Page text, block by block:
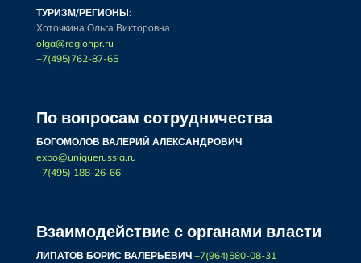
ТУРИЗМ/РЕГИОНЫ:
Хоточкина Ольга Викторовна
olga@regionpr.ru
+7(495)762-87-65
По вопросам сотрудничества
БОГОМОЛОВ ВАЛЕРИЙ АЛЕКСАНДРОВИЧ
expo@uniquerussia.ru
+7(495) 188-26-66
Взаимодействие с органами власти
ЛИПАТОВ БОРИС ВАЛЕРЬЕВИЧ +7(964)580-08-31